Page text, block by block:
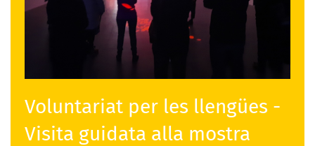
Voluntariat per les llengües -
Visita guidata alla mostra